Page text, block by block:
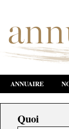
ANNUAIRE
Quoi